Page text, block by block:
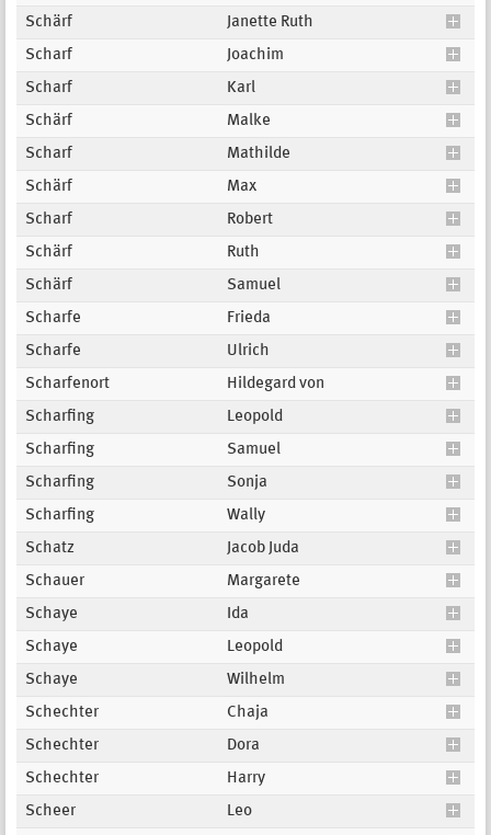
Schärf
Janette Ruth
Scharf
Joachim
Scharf
Karl
Schärf
Malke
Scharf
Mathilde
Schärf
Max
Scharf
Robert
Schärf
Ruth
Schärf
Samuel
Scharfe
Frieda
Scharfe
Ulrich
Scharfenort
Hildegard von
Scharfing
Leopold
Scharfing
Samuel
Scharfing
Sonja
Scharfing
Wally
Schatz
Jacob Juda
Schauer
Margarete
Schaye
Ida
Schaye
Leopold
Schaye
Wilhelm
Schechter
Chaja
Schechter
Dora
Schechter
Harry
Scheer
Leo